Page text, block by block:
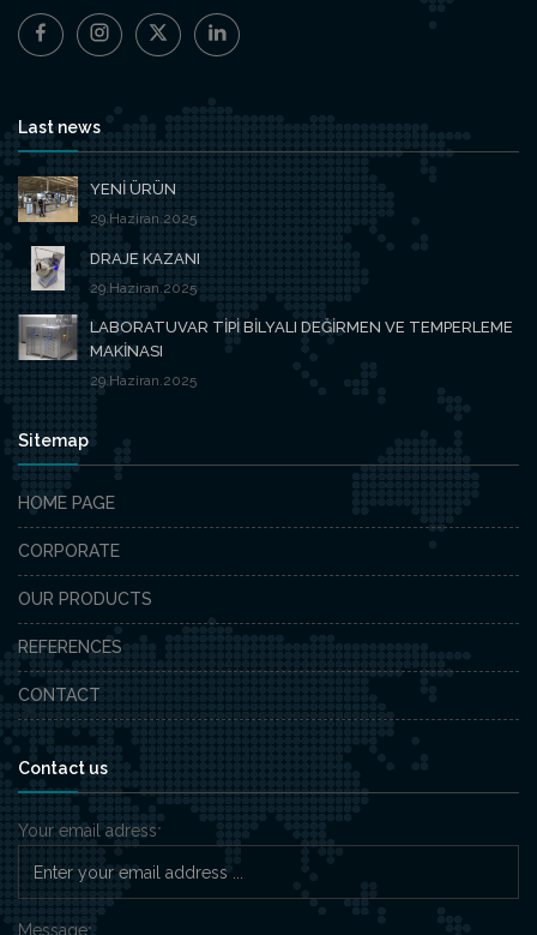
Last news
YENİ ÜRÜN
29.Haziran.2025
DRAJE KAZANI
29.Haziran.2025
LABORATUVAR TİPİ BİLYALI DEĞİRMEN VE TEMPERLEME
MAKİNASI
29.Haziran.2025
Sitemap
HOME PAGE
CORPORATE
OUR PRODUCTS
REFERENCES
CONTACT
Contact us
Your email adress*
Message*